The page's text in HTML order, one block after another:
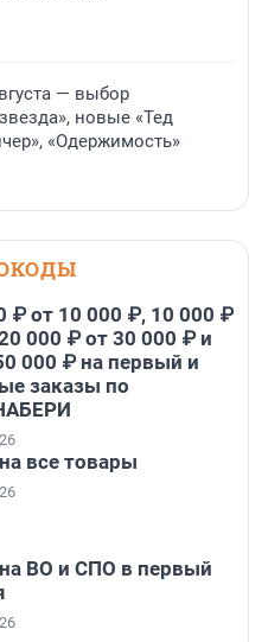
— выбор
новые «Тед
«Одержимость»
₽ от 10 000 ₽, 10 000 ₽
000 ₽ от 30 000 ₽ и
000 ₽ на первый и
заказы по
все товары
ВО и СПО в первый